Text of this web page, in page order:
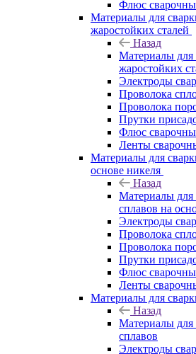
Флюс
Материалы для
жаростойких сталей
Назад
Материалы
жаростойких
Электроды
Проволока
Проволока
Прутки
Флюс
Ленты
Материалы для
основе никеля
Назад
Материалы для
сплавов на
Электроды
Проволока
Проволока
Прутки
Флюс
Ленты
Материалы для
Назад
Материалы для
сплавов
Электроды